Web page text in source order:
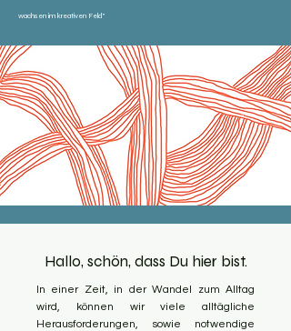
wachsen im kreativen Feld"
Hallo, schön, dass Du hier bist.
In einer Zeit, in der Wandel zum Alltag
wird, können wir viele alltägliche
Herausforderungen, sowie notwendige